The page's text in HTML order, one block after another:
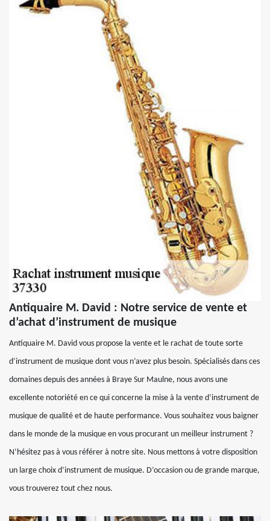
Antiquaire M. David : Notre service de vente et
d’achat d’instrument de musique
Antiquaire M. David vous propose la vente et le rachat de toute sorte
d’instrument de musique dont vous n’avez plus besoin. Spécialisés dans ces
domaines depuis des années à Braye Sur Maulne, nous avons une
excellente notoriété en ce qui concerne la mise à la vente d’instrument de
musique de qualité et de haute performance. Vous souhaitez vous baigner
dans le monde de la musique en vous procurant un meilleur instrument ?
N’hésitez pas à vous référer à notre site. Nous mettons à votre disposition
un large choix d’instrument de musique. D’occasion ou de grande marque,
vous trouverez tout chez nous.